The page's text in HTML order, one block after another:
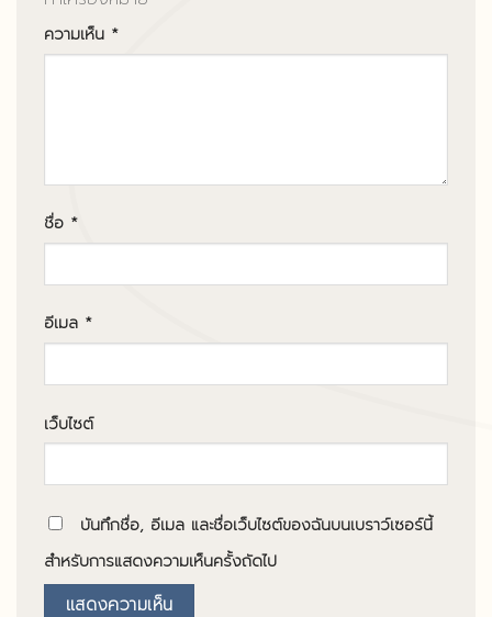
ความเห็น *
ชื่อ *
อีเมล *
เว็บไซต์
บันทึกชื่อ, อีเมล และชื่อเว็บไซต์ของฉันบนเบราว์เซอร์นี้
สำหรับการแสดงความเห็นครั้งถัดไป